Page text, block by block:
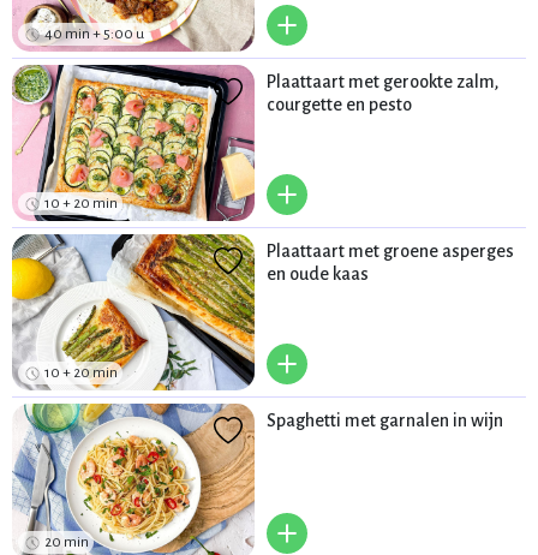
40 min + 5:00 u +
10 + 20 min
Plaattaart met gerookte zalm,
courgette en pesto
+
10 + 20 min
Plaattaart met groene asperges
en oude kaas
+
20 min
Spaghetti met garnalen in wijn
+